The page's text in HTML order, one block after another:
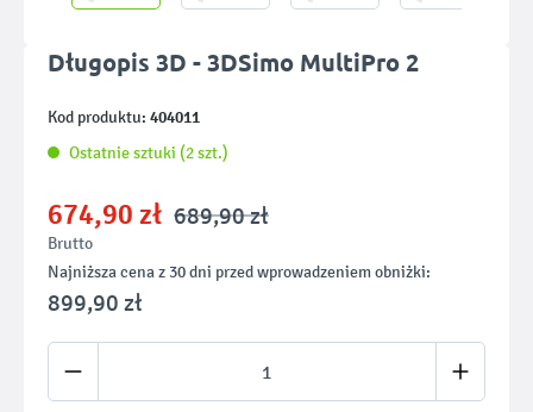
Długopis 3D - 3DSimo MultiPro 2
Kod produktu: 404011
Ostatnie sztuki (2 szt.)
674,90 zł 689,90 zł
Brutto
Najniższa cena z 30 dni przed wprowadzeniem obniżki:
899,90 zł
Ilość produktu: Wprowadź żądaną ilość